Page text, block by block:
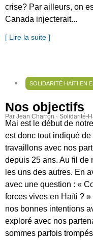
crise? Par ailleurs, on
Canada injecterait...
[ Lire la suite ]
SOLIDARITÉ HAÏTI EN
Nos objectifs
Par Jean Charron · Solidarité-
Mai est le début de
est donc tout indiqué
travaillons avec nos
depuis 25 ans. Au fil de
les uns des autres. En
avec une question : «
forces vives en Haïti ?
nos bonnes intentions
exploré avec nos
sommes parfois